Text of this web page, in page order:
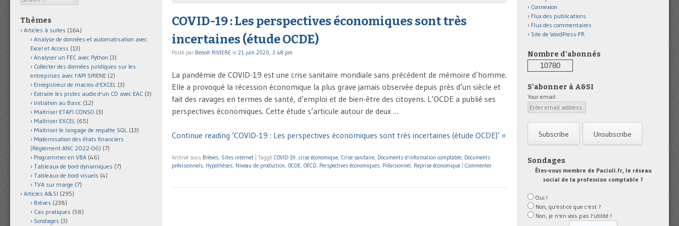
COVID-19 : Les perspectives économiques sont très
incertaines (étude OCDE)
Posté par Benoît RIVIERE le 21 juin 2020, 3:48 pm
La pandémie de COVID-19 est une crise sanitaire mondiale sans précédent de mémoire d’homme.
Elle a provoqué la récession économique la plus grave jamais observée depuis près d’un siècle et
fait des ravages en termes de santé, d’emploi et de bien-être des citoyens. L’OCDE a publié ses
perspectives économiques. Cette étude s’articule autour de deux …
Continue reading ‘COVID-19 : Les perspectives économiques sont très incertaines (étude OCDE)’ »
Archivé sous Brèves, Sites internet Taggé COVID-19, crise économique, Crise sanitaire, Documents d'information comptable, Documents
prévisionnels, Hypothèses, Niveau de production, OCDE, OECD, Perspectives économiques, Prévisionnel, Reprise économique Commenter
Thèmes
Articles à suites (164)
Analyse de données et automatisation avec
Excel et Access (13)
Analyser un FEC avec Python (3)
Collecter des données juridiques sur les
entreprises avec l'API SIRENE (2)
Enregistreur de macros d'EXCEL (3)
Extraire les pistes audio d'un CD avec EAC (3)
Initiation au Basic (12)
Maîtriser ETAFI CONSO (3)
Maîtriser EXCEL (65)
Maîtriser le langage de requête SQL (13)
Modernisation des états financiers
(Règlement ANC 2022-06) (7)
Programmer en VBA (46)
Tableaux de bord dynamiques (7)
Tableaux de bord visuels (4)
TVA sur marge (7)
Articles A&SI (295)
Brèves (238)
Cas pratiques (58)
Sondages (3)
Connexion
Flux des publications
Flux des commentaires
Site de WordPress-FR
Nombre d'abonnés
10780
S'abonner à A&SI
Your email:
Sondages
Êtes-vous membre de Pacioli.fr, le réseau
social de la profession comptable ?
Oui !
Non, qu'est-ce que c'est ?
Non, je n'en vois pas l'utilité !